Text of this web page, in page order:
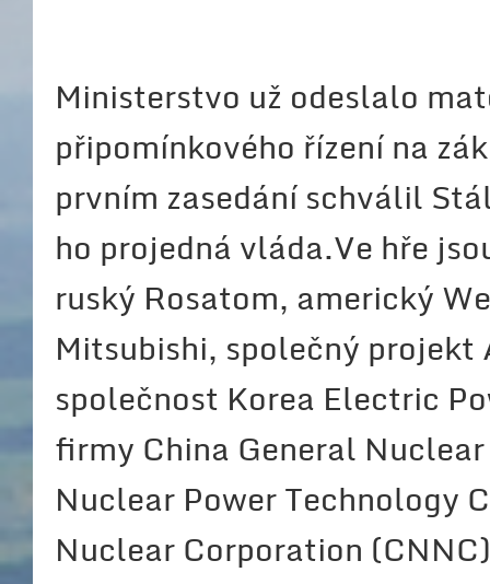
Ministerstvo už odeslalo
připomínkového řízení na
prvním zasedání schválil
ho projedná vláda.Ve hře
ruský Rosatom, americký
Mitsubishi, společný
společnost Korea Electric
firmy China General
Nuclear Power Technology
Nuclear Corporation